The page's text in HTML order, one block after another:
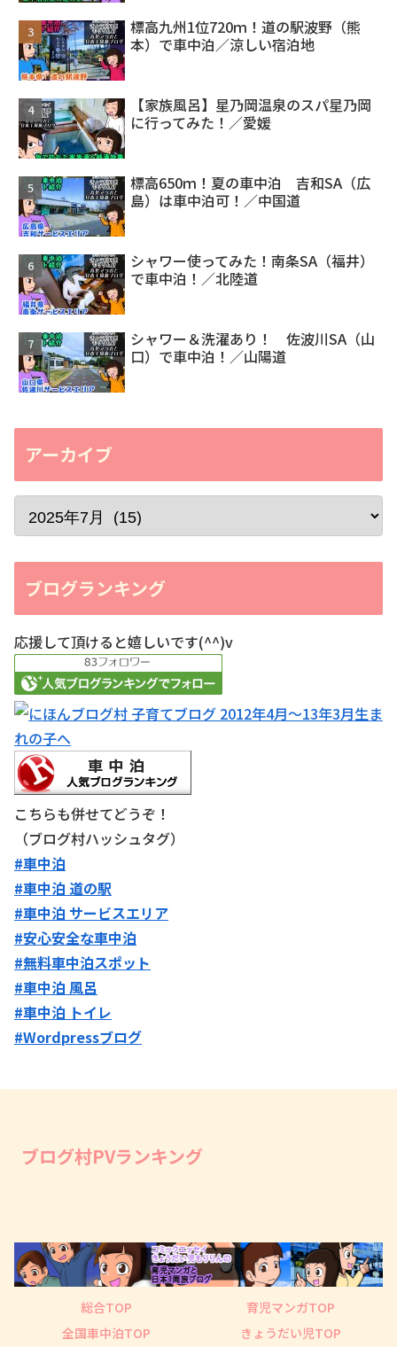
標高九州1位720ｍ！道の駅波野（熊
本）で車中泊／涼しい宿泊地
【家族風呂】星乃岡温泉のスパ星乃岡
に行ってみた！／愛媛
標高650ｍ！夏の車中泊 吉和SA（広
島）は車中泊可！／中国道
シャワー使ってみた！南条SA（福井）
で車中泊！／北陸道
シャワー＆洗濯あり！ 佐波川SA（山
口）で車中泊！／山陽道
アーカイブ
ブログランキング
応援して頂けると嬉しいです(^^)v
こちらも併せてどうぞ！
（ブログ村ハッシュタグ）
#車中泊
#車中泊 道の駅
#車中泊 サービスエリア
#安心安全な車中泊
#無料車中泊スポット
#車中泊 風呂
#車中泊 トイレ
#Wordpressブログ
ブログ村PVランキング
総合TOP
育児マンガTOP
全国車中泊TOP
きょうだい児TOP